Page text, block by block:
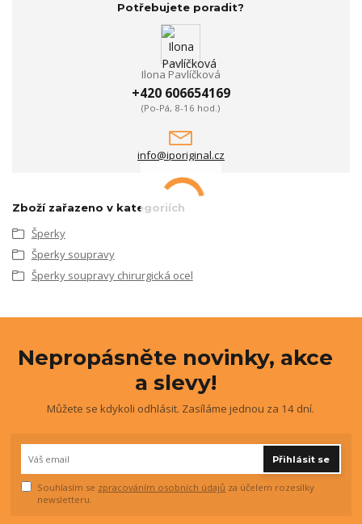
Potřebujete poradit?
Ilona Pavlíčková
+420 606654169
(Po-Pá, 8-16 hod.)
info@iporiginal.cz
Zboží zařazeno v kategoriích
Šperky
Šperky soupravy
Šperky soupravy chirurgická ocel
Nepropásněte novinky, akce
a slevy!
Můžete se kdykoli odhlásit. Zasíláme jednou za 14 dní.
Přihlásit se
Souhlasím se zpracováním osobních údajů za účelem rozesílky
newsletteru.